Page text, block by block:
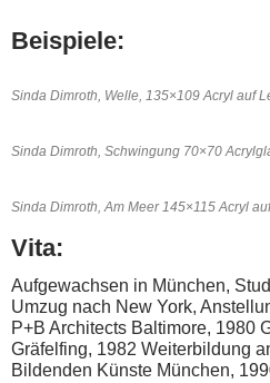
Beispiele:
Sinda Dimroth, Welle, 135×109 Acryl auf
Sinda Dimroth, Schwingung 70×70
Sinda Dimroth, Am Meer 145×115 Acryl
Vita:
Aufgewachsen in München,
Umzug nach New York,
P+B Architects Baltimore, 1980
Gräfelfing, 1982 Weiterbildung
Bildenden Künste München,